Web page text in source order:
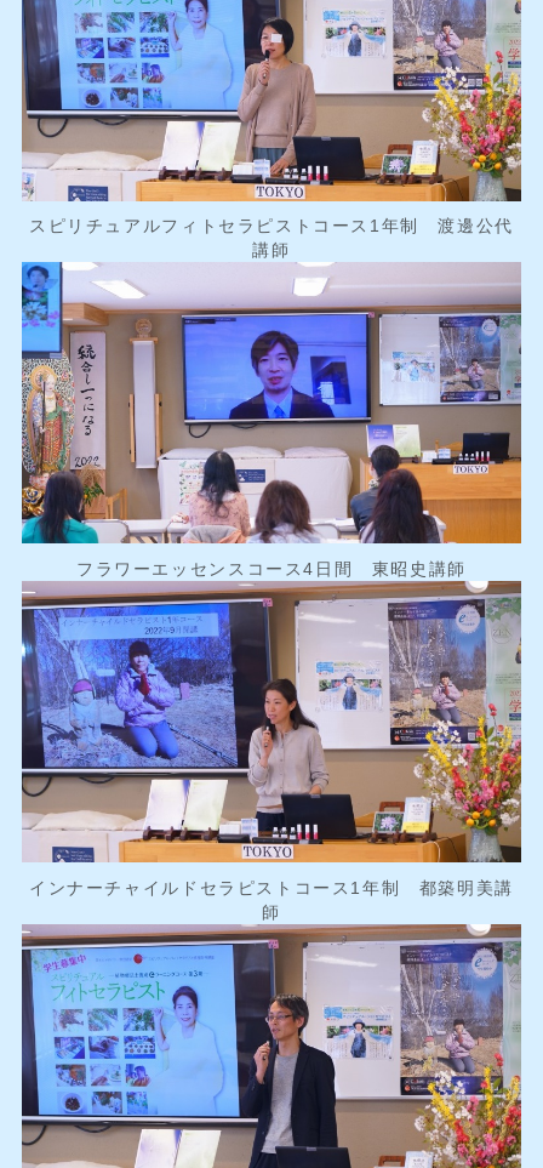
スピリチュアルフィトセラピストコース1年制 渡邊公代
講師
フラワーエッセンスコース4日間 東昭史講師
インナーチャイルドセラピストコース1年制 都築明美講
師